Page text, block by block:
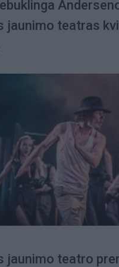
jaunimo teatras
jaunimo teatro